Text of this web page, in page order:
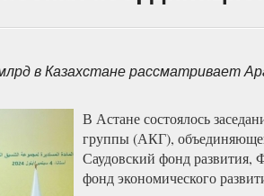
в Казахстане рассматривает
В Астане состоялось
группы (АКГ),
Саудовский фонд развития,
фонд экономического